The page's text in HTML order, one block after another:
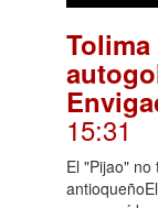
15:31
El "Pijao"